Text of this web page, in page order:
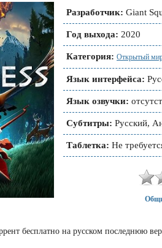
Разработчик: Giant
Год выхода: 2020
Категория: Открытый
Язык интерфейса:
Язык озвучки:
Субтитры: Русский,
Таблетка: Не
бесплатно на русском последнюю